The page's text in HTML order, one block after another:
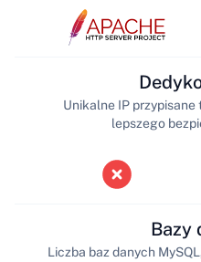
Unikalne IP
lepszego
Bazy
Liczba baz danych